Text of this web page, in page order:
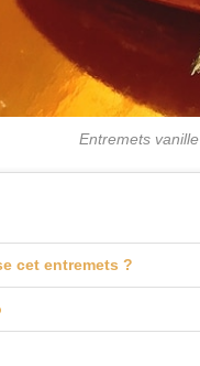
Entremets
cet entremets ?